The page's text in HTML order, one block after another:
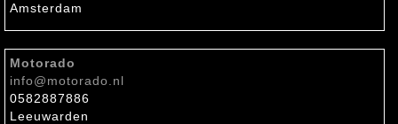
Amsterdam
Motorado
info@motorado.nl
0582887886
Leeuwarden